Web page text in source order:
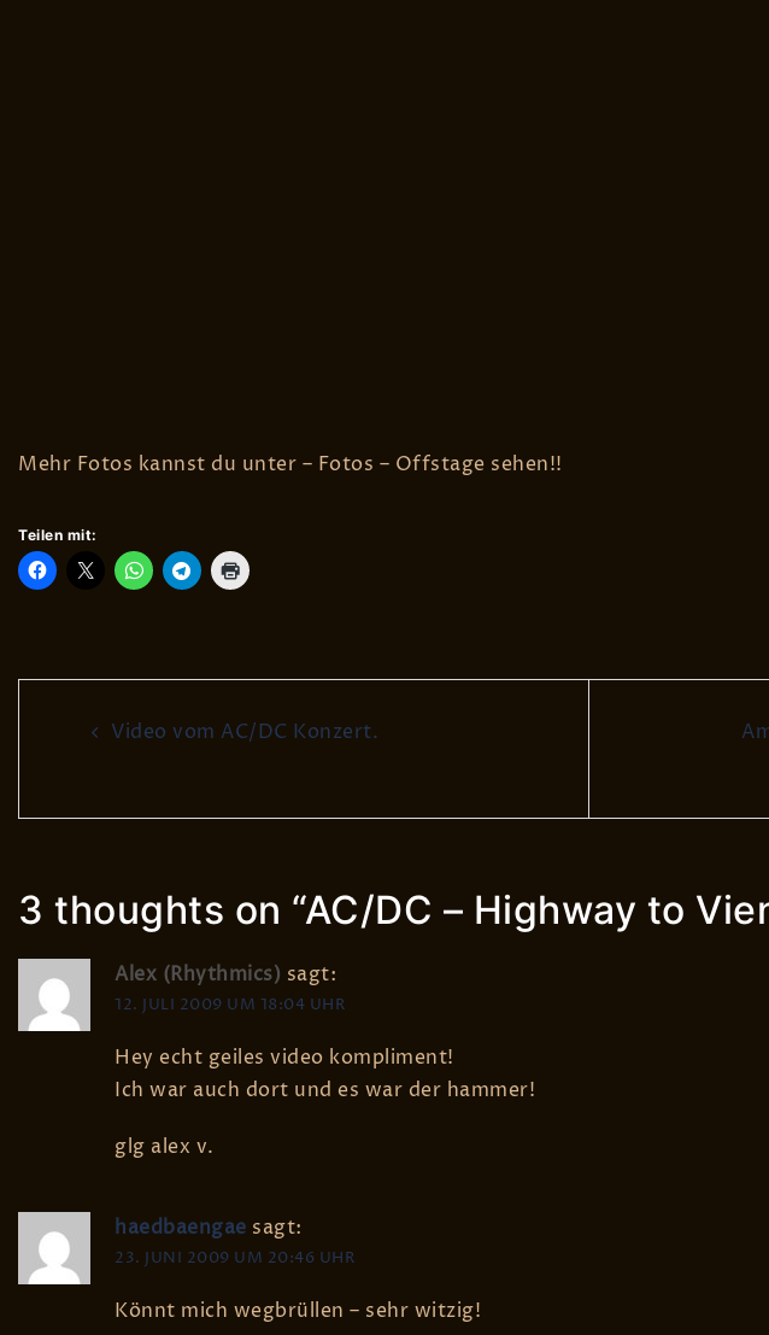
Mehr Fotos kannst du unter – Fotos – Offstage sehen!!
Teilen mit:
navigation
Video vom AC/DC Konzert.
3 thoughts on “AC/DC – Highway to
Alex (Rhythmics) sagt:
12. JULI 2009 UM 18:04 UHR
Hey echt geiles video kompliment!
Ich war auch dort und es war der hammer!
glg alex v.
haedbaengae sagt:
23. JUNI 2009 UM 20:46 UHR
Könnt mich wegbrüllen – sehr witzig!